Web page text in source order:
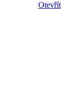
Otevřít